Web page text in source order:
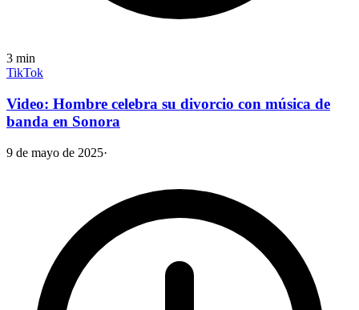
3 min
TikTok
Video: Hombre celebra su divorcio con música de
banda en Sonora
9 de mayo de 2025·